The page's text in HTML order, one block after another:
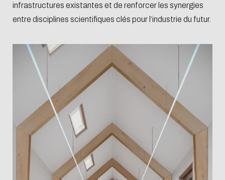
infrastructures existantes et de renforcer les synergies
entre disciplines scientifiques clés pour l’industrie du futur.